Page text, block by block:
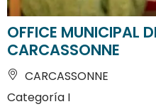
OFFICE MUNICIPAL
CARCASSONNE
CARCASSONNE
Categoría I